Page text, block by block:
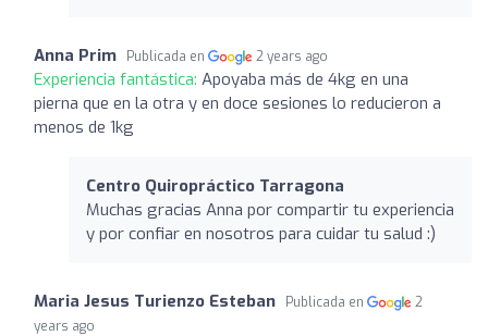
Anna Prim Publicada en 2 years ago
Experiencia fantástica: Apoyaba más de 4kg en una
pierna que en la otra y en doce sesiones lo reducieron a
menos de 1kg
Centro Quiropráctico Tarragona
Muchas gracias Anna por compartir tu experiencia
y por confiar en nosotros para cuidar tu salud :)
Maria Jesus Turienzo Esteban Publicada en
2
years ago